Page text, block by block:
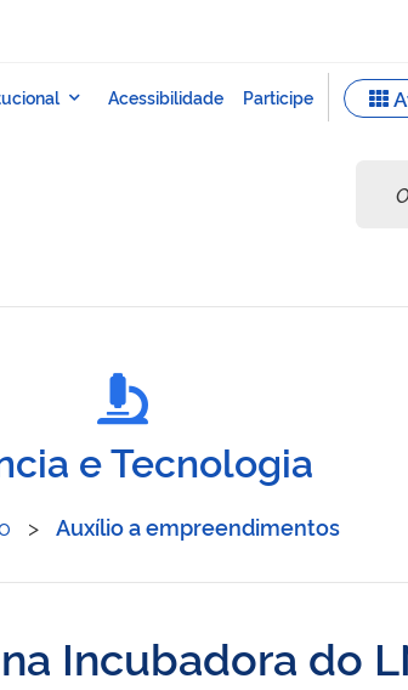
e Tecnologia
> Auxílio a empreendimentos
Incubadora do